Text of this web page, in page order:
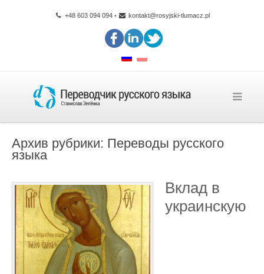
+48 603 094 094• kontakt@rosyjski-tlumacz.pl
Архив рубрики: Переводы русского
языка
Вклад в
украинскую